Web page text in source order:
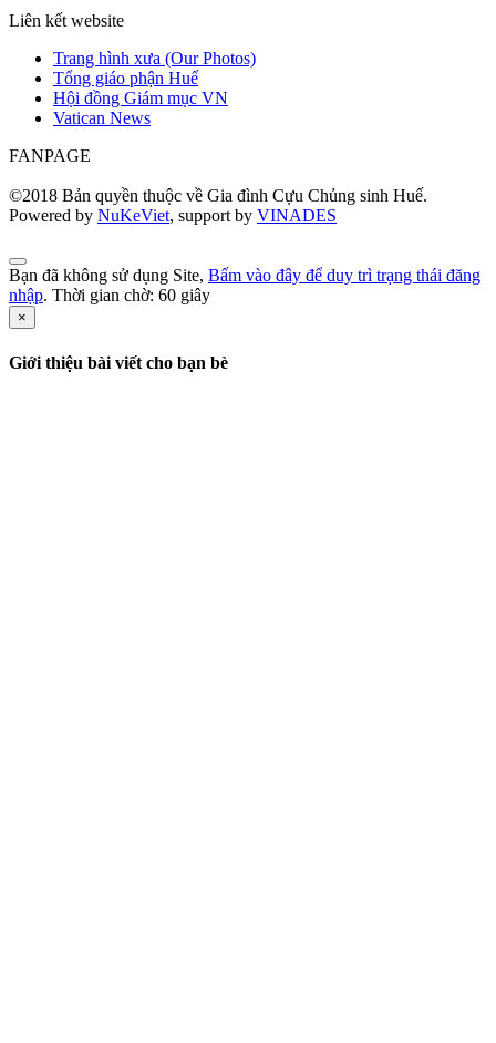
Liên kết website
Trang hình xưa (Our Photos)
Tổng giáo phận Huế
Hội đồng Giám mục VN
Vatican News
FANPAGE
©2018 Bản quyền thuộc về Gia đình Cựu Chủng sinh Huế.
Powered by NuKeViet, support by VINADES
Bạn đã không sử dụng Site, Bấm vào đây để duy trì trạng thái đăng
nhập. Thời gian chờ: 60 giây
×
Giới thiệu bài viết cho bạn bè